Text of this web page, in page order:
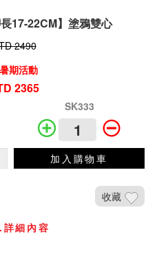
17-22CM】塗鴉雙心
2490
暑期活動
2365
SK333
加入購物車
收藏
細內容